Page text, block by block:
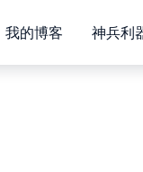
我的博客 神兵利